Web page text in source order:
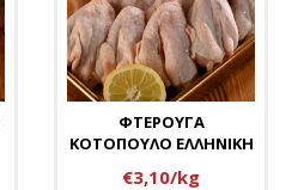
ΦΤΕΡΟΥΓΑ
ΚΟΤΟΠΟΥΛΟ ΕΛΛΗΝΙΚΗ
€3,10/kg